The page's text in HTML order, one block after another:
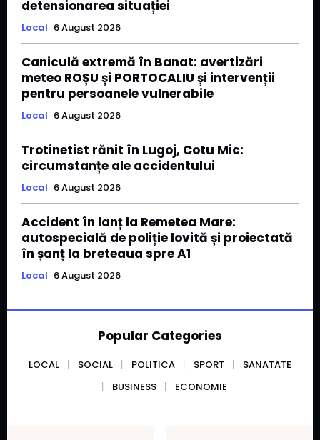
detensionarea situației
Local 6 August 2026
Caniculă extremă în Banat: avertizări
meteo ROȘU și PORTOCALIU și intervenții
pentru persoanele vulnerabile
Local 6 August 2026
Trotinetist rănit în Lugoj, Cotu Mic:
circumstanțe ale accidentului
Local 6 August 2026
Accident în lanț la Remetea Mare:
autospecială de poliție lovită și proiectată
în șanț la breteaua spre A1
Local 6 August 2026
Popular Categories
LOCAL SOCIAL POLITICA SPORT
SANATATE
BUSINESS
ECONOMIE